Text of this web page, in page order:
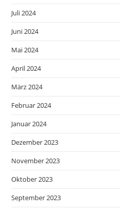
Juli 2024
Juni 2024
Mai 2024
April 2024
März 2024
Februar 2024
Januar 2024
Dezember 2023
November 2023
Oktober 2023
September 2023